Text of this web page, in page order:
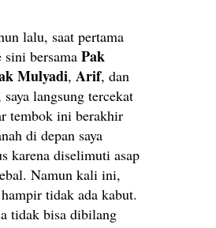
lalu, saat pertama
sini bersama Pak
Mulyadi, Arif, dan
saya langsung tercekat
tembok ini berakhir
di depan saya
karena diselimuti asap
Namun kali ini,
tidak ada kabut.
tidak bisa dibilang